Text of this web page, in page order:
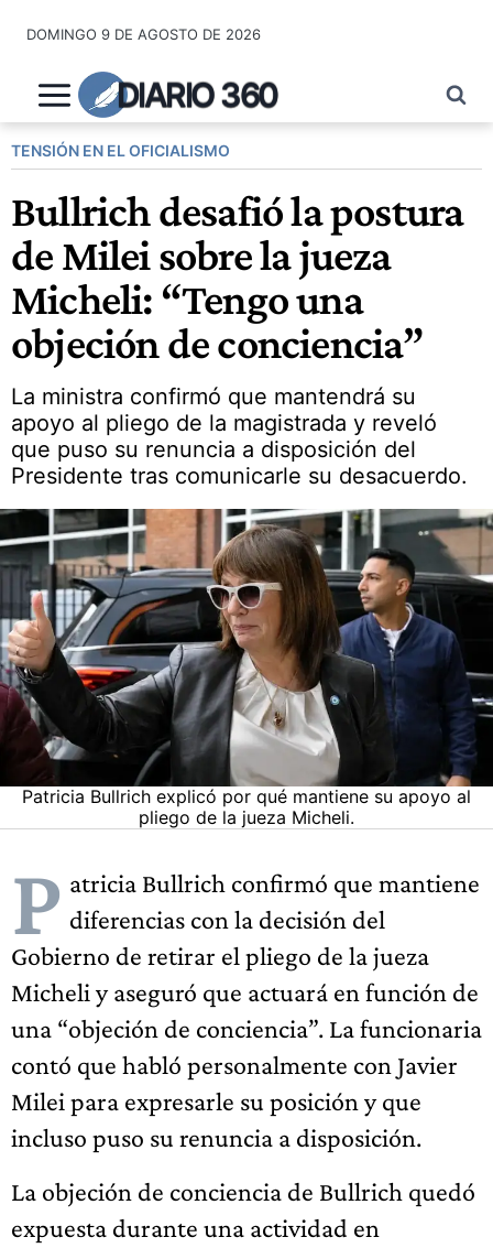
contenido
DOMINGO 9 DE AGOSTO DE 2026
DIARIO 360
TENSIÓN EN EL OFICIALISMO
Bullrich desafió la postura
de Milei sobre la jueza
Micheli: “Tengo una
objeción de conciencia”
La ministra confirmó que mantendrá su
apoyo al pliego de la magistrada y reveló
que puso su renuncia a disposición del
Presidente tras comunicarle su desacuerdo.
Patricia Bullrich explicó por qué mantiene su apoyo al
pliego de la jueza Micheli.
P atricia Bullrich confirmó que mantiene
diferencias con la decisión del
Gobierno de retirar el pliego de la jueza
Micheli y aseguró que actuará en función de
una “objeción de conciencia”. La funcionaria
contó que habló personalmente con Javier
Milei para expresarle su posición y que
incluso puso su renuncia a disposición.
La objeción de conciencia de Bullrich quedó
expuesta durante una actividad en